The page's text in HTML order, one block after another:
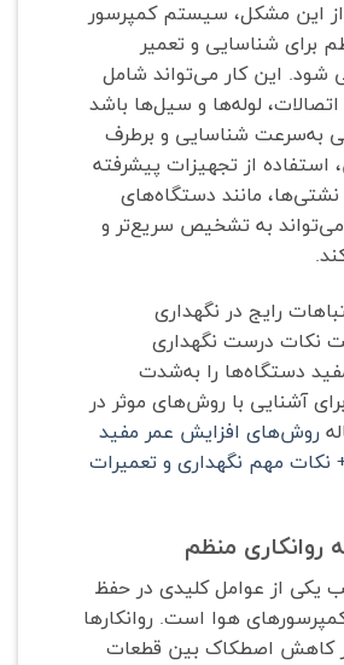
از این مشکل، سیستم کمپرسور
برای شناسایی و تعمیر
شود. این کار می‌تواند شامل
لوله‌ها و سیل‌ها باشد
به‌سرعت شناسایی و برطرف
از تجهیزات پیشرفته
مانند دستگاه‌های
می‌تواند به تشخیص سریع‌تر و
رایج در نگهداری
نکات درست نگهداری
دستگاه‌ها را به‌شدت
آشنایی با روش‌های موثر در
روش‌های افزایش عمر مفید
نکات مهم نگهداری و تعمیرات
روانکاری منظم
یکی از عوامل کلیدی در حفظ
هوا است. روانکارها
کاهش اصطکاک بین قطعات